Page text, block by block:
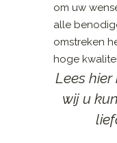
om uw
alle
omstreken
hoge
Lees hier
wij u